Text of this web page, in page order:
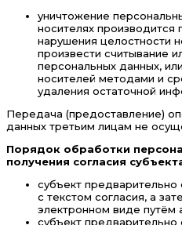
уничтожение
носителях производится
нарушения целостности
произвести считывание
персональных данных,
носителей методами и
удаления остаточной
Передача (предоставление)
данных третьим лицам не
Порядок обработки
получения согласия
субъект предварительно
с текстом согласия, а
электронном виде путём
субъект предварительно